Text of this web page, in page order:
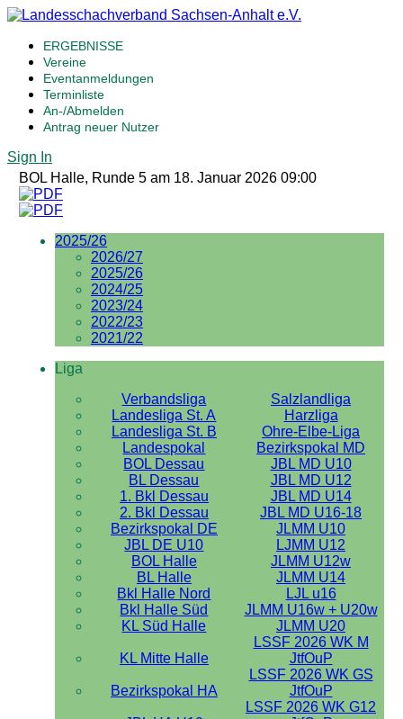
ERGEBNISSE
Vereine
Eventanmeldungen
Terminliste
An-/Abmelden
Antrag neuer Nutzer
Sign In
BOL Halle, Runde 5 am 18. Januar 2026 09:00
2025/26
2026/27
2025/26
2024/25
2023/24
2022/23
2021/22
Liga
Verbandsliga
Salzlandliga
Landesliga St. A
Harzliga
Landesliga St. B
Ohre-Elbe-Liga
Landespokal
Bezirkspokal MD
BOL Dessau
JBL MD U10
BL Dessau
JBL MD U12
1. Bkl Dessau
JBL MD U14
2. Bkl Dessau
JBL MD U16-18
Bezirkspokal DE
JLMM U10
JBL DE U10
LJMM U12
BOL Halle
JLMM U12w
BL Halle
JLMM U14
Bkl Halle Nord
LJL u16
Bkl Halle Süd
JLMM U16w + U20w
KL Süd Halle
JLMM U20
KL Mitte Halle
LSSF 2026 WK M
JtfOuP
Bezirkspokal HA
LSSF 2026 WK GS
JtfOuP
LSSF 2026 WK G12